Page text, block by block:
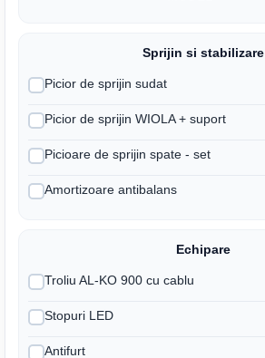
Sprijin si stabilizare
Picior de sprijin sudat
Picior de sprijin WIOLA + suport
Picioare de sprijin spate - set
Amortizoare antibalans
Echipare
Troliu AL-KO 900 cu cablu
Stopuri LED
Antifurt